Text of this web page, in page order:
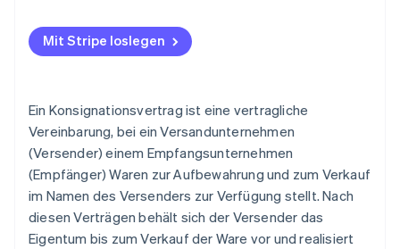
Mit Stripe loslegen
Ein Konsignationsvertrag ist eine vertragliche
Vereinbarung, bei ein Versandunternehmen
(Versender) einem Empfangsunternehmen
(Empfänger) Waren zur Aufbewahrung und zum Verkauf
im Namen des Versenders zur Verfügung stellt. Nach
diesen Verträgen behält sich der Versender das
Eigentum bis zum Verkauf der Ware vor und realisiert